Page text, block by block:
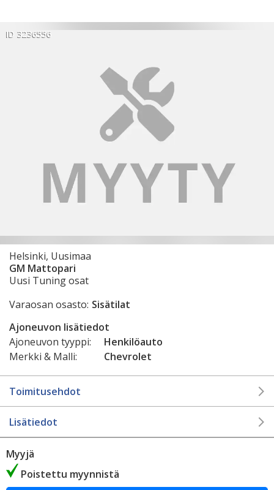
ID 3236556
Helsinki, Uusimaa
GM Mattopari
Uusi Tuning osat
Varaosan osasto: Sisätilat
Ajoneuvon lisätiedot
Ajoneuvon tyyppi:
Henkilöauto
Merkki & Malli:
Chevrolet
Toimitusehdot
Lisätiedot
Myyjä
Poistettu myynnistä